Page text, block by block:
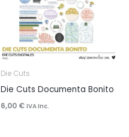
Die Cuts
Die Cuts Documenta Bonito
6,00 € IVA Inc.